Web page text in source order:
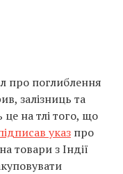
про поглиблення
залізниць та
це на тлі того, що
указ про
товари з Індії